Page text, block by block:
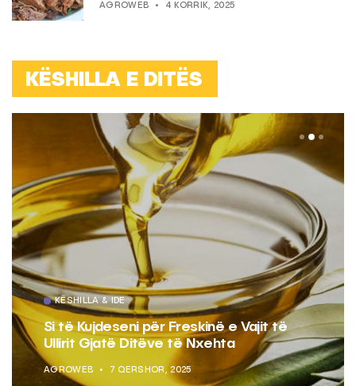
AGROWEB 4 KORRIK, 2025
KËSHILLA E DITËS
KËSHILLA & IDE
Si të Kujdeseni për Freskinë e Vajit të
Ullirit Gjatë Ditëve të Nxehta
AGROWEB 7 QERSHOR, 2025